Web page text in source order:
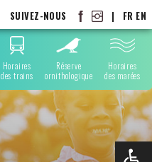
SUIVEZ-NOUS | FR EN
Horaires
des trains
Réserve
ornithologique
Horaires
des marées
Ouvrir